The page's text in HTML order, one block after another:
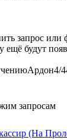
запрос или
ещё будут
Ардон4/4
запросам
(На